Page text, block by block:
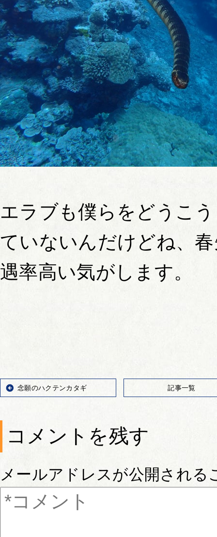
エラブも僕らをどうこ
ていないんだけどね、
遇率高い気がします。
念願のハクテンカタギ 記事一覧
コメントを残す
メールアドレスが公開される